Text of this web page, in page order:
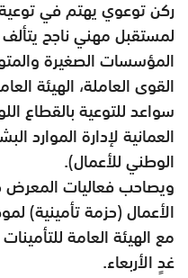
ركن توعوي يهتم في
لمستقبل مهني ناجح يتألف
المؤسسات الصغيرة
القوى العاملة، الهيئة
سواعد للتوعية بالقطاع
العمانية لإدارة الموارد
الوطني للأعمال).
ويصاحب فعاليات
الأعمال (حزمة تأمينية)
مع الهيئة العامة
غدٍ الأربعاء.